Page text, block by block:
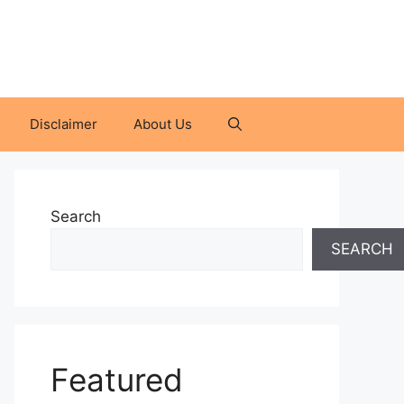
Disclaimer About Us
Search
SEARCH
Featured